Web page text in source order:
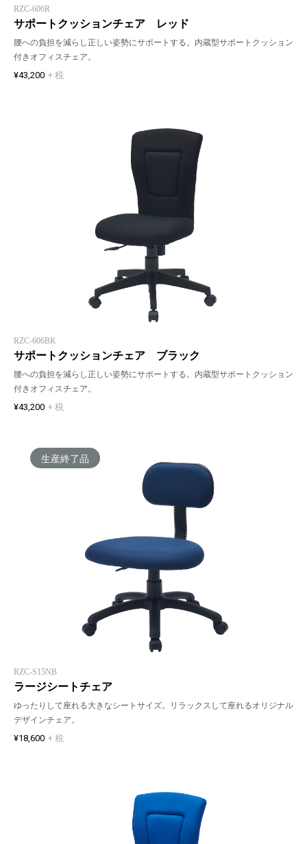
RZC-606R
サポートクッションチェア レッド
腰への負担を減らし正しい姿勢にサポートする。内蔵型サポートクッション
付きオフィスチェア。
¥43,200 + 税
RZC-606BK
サポートクッションチェア ブラック
腰への負担を減らし正しい姿勢にサポートする。内蔵型サポートクッション
付きオフィスチェア。
¥43,200 + 税
生産終了品
RZC-S15NB
ラージシートチェア
ゆったりして座れる大きなシートサイズ。リラックスして座れるオリジナル
デザインチェア。
¥18,600 + 税